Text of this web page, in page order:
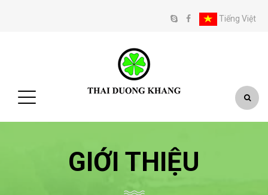
Tiếng Việt
GIỚI THIỆU